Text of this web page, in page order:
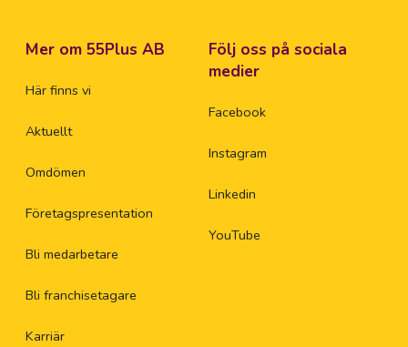
Mer om 55Plus AB
Här finns vi
Aktuellt
Omdömen
Företagspresentation
Bli medarbetare
Bli franchisetagare
Karriär
Följ oss på sociala
medier
Facebook
Instagram
Linkedin
YouTube